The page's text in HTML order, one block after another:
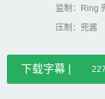
监制：Ring
压制：兜酱
下载字幕 |